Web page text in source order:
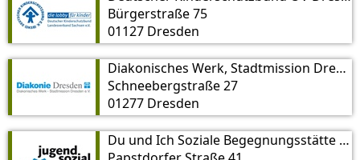
Bürgerstraße 75
01127 Dresden
Diakonisches Werk, Stadtmission Dresden e. V.
Schneebergstraße 27
01277 Dresden
Du und Ich Soziale Begegnungsstätte Dresden e.V. Familienzentrum Pauline